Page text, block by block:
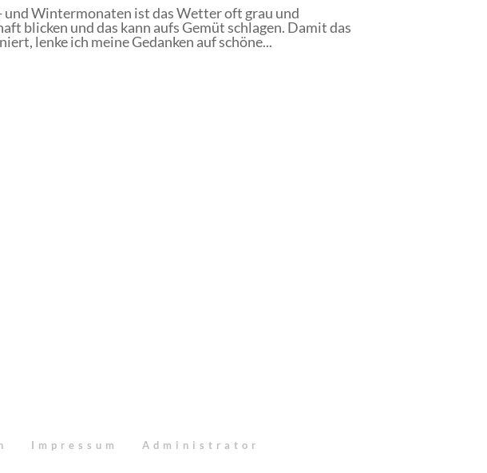
Wintermonaten ist das Wetter oft grau und
blicken und das kann aufs Gemüt schlagen. Damit das
lenke ich meine Gedanken auf schöne...
Impressum
Administrator